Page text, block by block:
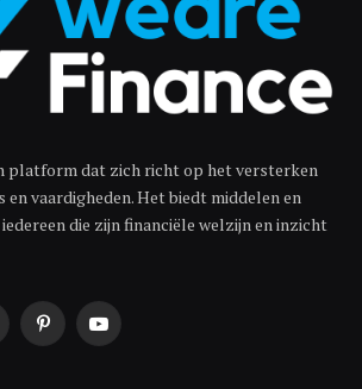
platform dat zich richt op het versterken
en vaardigheden. Het biedt middelen en
die zijn financiële welzijn en inzicht
PinterestYouTube